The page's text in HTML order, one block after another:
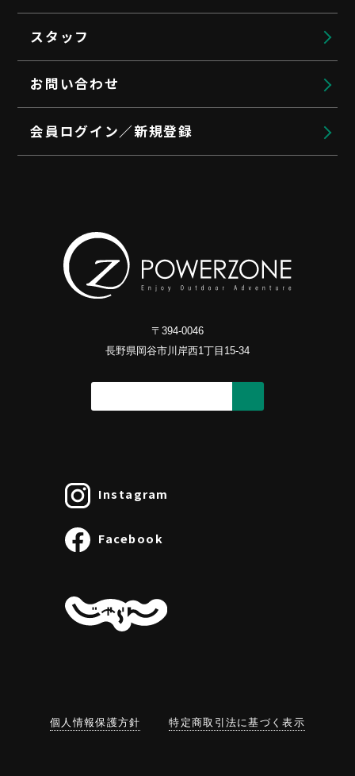
スタッフ
お問い合わせ
会員ログイン／新規登録
〒394-0046
長野県岡谷市川岸西1丁目15-34
Instagram
Facebook
個人情報保護方針 特定商取引法に基づく表示